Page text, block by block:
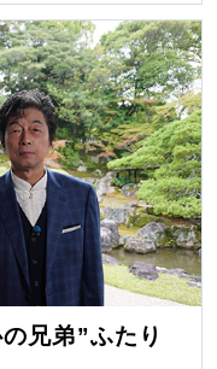
兄弟”ふたり